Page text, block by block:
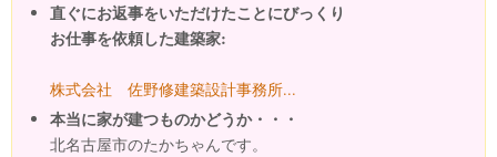
直ぐにお返事をいただけたことにびっくり
お仕事を依頼した建築家:
株式会社 佐野修建築設計事務所...
本当に家が建つものかどうか・・・
北名古屋市のたかちゃんです。